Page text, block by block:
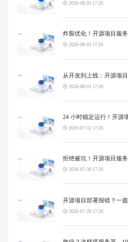
2026-08-03 17:20
炸裂优化！开源项目服
2026-08-02 17:20
从开发到上线：开源项
2026-08-01 17:20
24 小时稳定运行！开源
2026-07-31 17:20
拒绝被坑！开源项目服
2026-07-30 17:20
开源项目部署报错？一
2026-07-29 17:20